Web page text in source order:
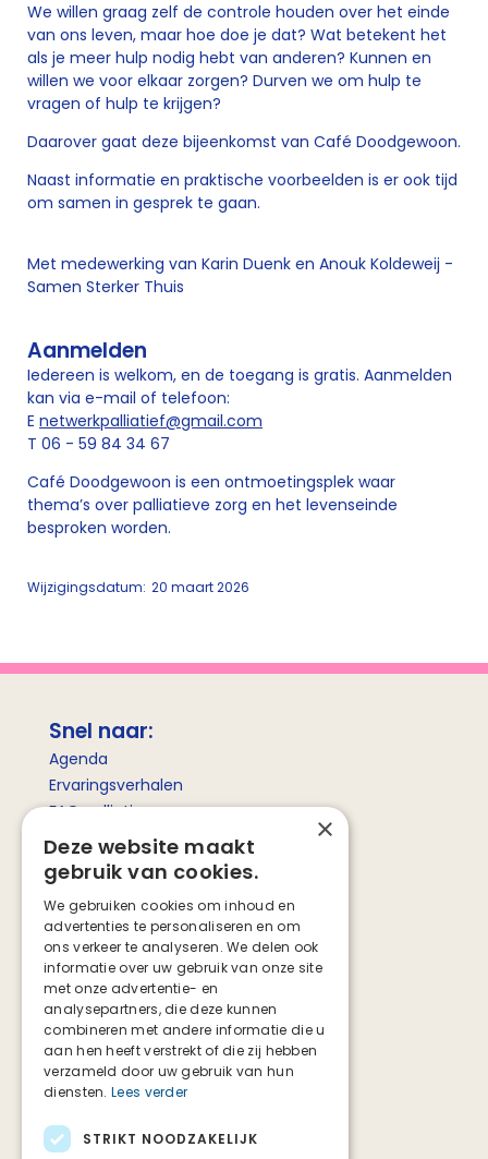
We willen graag zelf de controle houden over het einde
van ons leven, maar hoe doe je dat? Wat betekent het
als je meer hulp nodig hebt van anderen? Kunnen en
willen we voor elkaar zorgen? Durven we om hulp te
vragen of hulp te krijgen?
Daarover gaat deze bijeenkomst van Café Doodgewoon.
Naast informatie en praktische voorbeelden is er ook tijd
om samen in gesprek te gaan.
Met medewerking van Karin Duenk en Anouk Koldeweij -
Samen Sterker Thuis
Aanmelden
Iedereen is welkom, en de toegang is gratis. Aanmelden
kan via e-mail of telefoon:
E netwerkpalliatief@gmail.com
T 06 - 59 84 34 67
Café Doodgewoon is een ontmoetingsplek waar
thema’s over palliatieve zorg en het levenseinde
besproken worden.
Wijzigingsdatum: 20 maart 2026
Snel naar:
Agenda
Ervaringsverhalen
FAQ palliatieve zorg
Betekenis palliatieve zorg
Social media
Facebook
Instagram
TikTok
×
Deze website maakt
gebruik van cookies.
We gebruiken cookies om inhoud en
advertenties te personaliseren en om
ons verkeer te analyseren. We delen ook
informatie over uw gebruik van onze site
met onze advertentie- en
analysepartners, die deze kunnen
combineren met andere informatie die u
aan hen heeft verstrekt of die zij hebben
verzameld door uw gebruik van hun
diensten. Lees verder
STRIKT NOODZAKELIJK